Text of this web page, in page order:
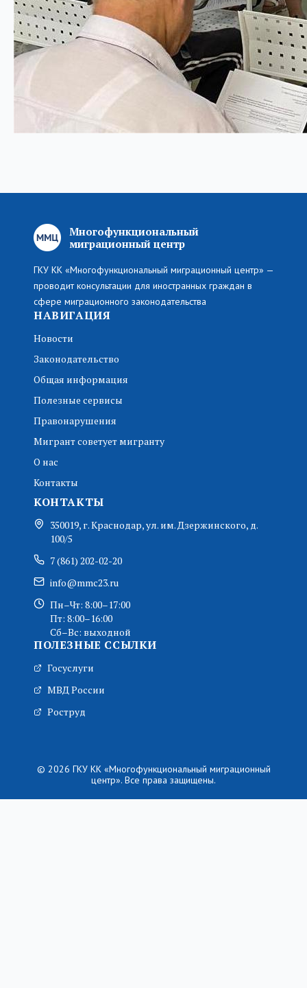
Многофункциональный
миграционный центр
ГКУ КК «Многофункциональный миграционный центр» —
проводит консультации для иностранных граждан в
сфере миграционного законодательства
НАВИГАЦИЯ
Новости
Законодательство
Общая информация
Полезные сервисы
Правонарушения
Мигрант советует мигранту
О нас
Контакты
КОНТАКТЫ
350019, г. Краснодар, ул. им. Дзержинского, д.
100/5
7 (861) 202-02-20
info@mmc23.ru
Пн–Чт: 8:00–17:00
Пт: 8:00–16:00
Сб–Вс: выходной
ПОЛЕЗНЫЕ ССЫЛКИ
Госуслуги
МВД России
Роструд
© 2026 ГКУ КК «Многофункциональный миграционный
центр». Все права защищены.